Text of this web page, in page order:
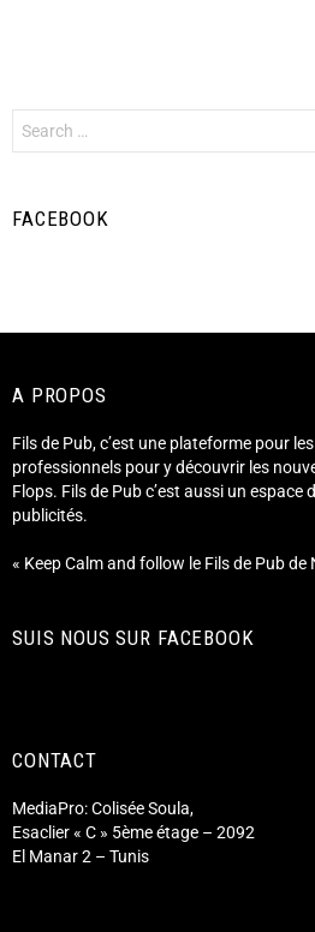
FACEBOOK
A PROPOS
Fils de Pub, c’est une plateforme pour
professionnels pour y découvrir les
Flops. Fils de Pub c’est aussi un espace
publicités.
« Keep Calm and follow le Fils de Pub de
SUIS NOUS SUR FACEBOOK
CONTACT
MediaPro: Colisée Soula,
Esaclier « C » 5ème étage – 2092
El Manar 2 – Tunis